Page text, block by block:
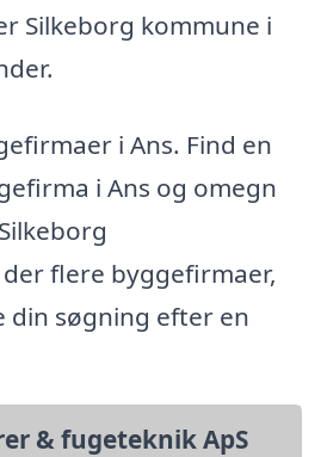
Silkeborg kommune i
i Ans. Find en
i Ans og omegn
flere byggefirmaer,
din søgning efter en
& fugeteknik ApS